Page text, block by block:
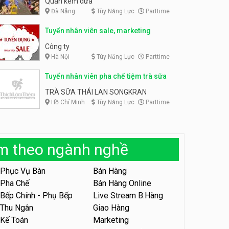
lương thưởng cao
Tuyển nhân viên phụ bếp –
Tiên
Bún Đậu Mắm Tôm - Bếp Tiên
Tuyển nhân viên phụ quán ăn
Quán bánh đa cua
Tuyển nhân viên sale,
Tuyển nhân viên bán hàng
parttime
GÀ GÔ FASTFOOD
Tuyển nhân viên bán hàng
parttime
Húp Tea
Đà Nẵng Tùy Năng Lực Parttime
Tuyển nhân viên sale, marketing
Công ty
Hà Nội Tùy Năng Lực Parttime
Tuyển nhân viên pha chế tiệm trà sữa
TRÀ SỮA THÁI LAN SONGKRAN
Hồ Chí Minh Tùy Năng Lực Parttime
theo ngành nghề
Phục Vụ Bàn
Bán Hàng
Pha Chế
Bán Hàng Online
Bếp Chính - Phụ Bếp
Live Stream B.Hàng
Thu Ngân
Giao Hàng
Kế Toán
Marketing